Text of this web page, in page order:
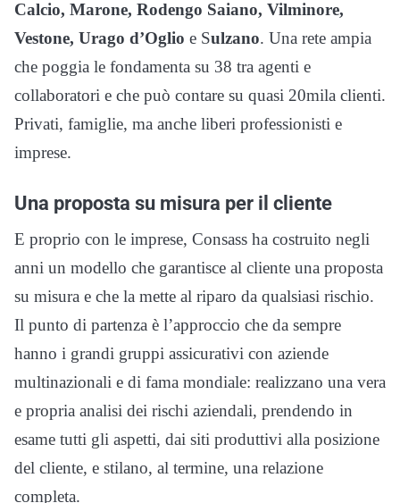
Calcio, Marone, Rodengo Saiano, Vilminore,
Vestone, Urago d’Oglio e Sulzano. Una rete ampia
che poggia le fondamenta su 38 tra agenti e
collaboratori e che può contare su quasi 20mila clienti.
Privati, famiglie, ma anche liberi professionisti e
imprese.
Una proposta su misura per il cliente
E proprio con le imprese, Consass ha costruito negli
anni un modello che garantisce al cliente una proposta
su misura e che la mette al riparo da qualsiasi rischio.
Il punto di partenza è l’approccio che da sempre
hanno i grandi gruppi assicurativi con aziende
multinazionali e di fama mondiale: realizzano una vera
e propria analisi dei rischi aziendali, prendendo in
esame tutti gli aspetti, dai siti produttivi alla posizione
del cliente, e stilano, al termine, una relazione
completa.